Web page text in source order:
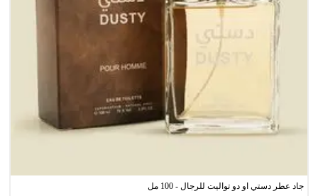
جاد عطر دستي او دو تواليت للرجال - 100 مل